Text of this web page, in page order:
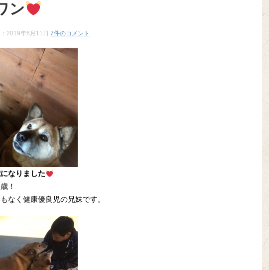
ン
2019年6月11日 7件のコメント
なりました
！
なく健康優良児の兄妹です。